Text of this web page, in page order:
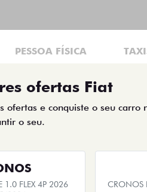
PESSOA FÍSICA
ofertas Fiat
ofertas e conquiste o seu carro
o seu.
1.0 FLEX 4P 2026
CRONOS